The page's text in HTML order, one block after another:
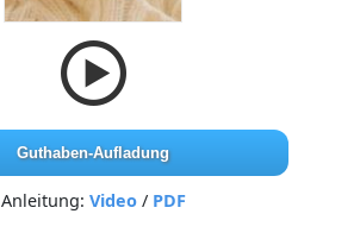
Guthaben-Aufladung
Anleitung: Video / PDF